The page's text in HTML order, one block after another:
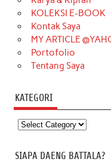
KOLEKSI E-BOOK
Kontak Saya
MY ARTICLE
Portofolio
Tentang Saya
KATEGORI
Kategori
SIAPA DAENG BATTALA?